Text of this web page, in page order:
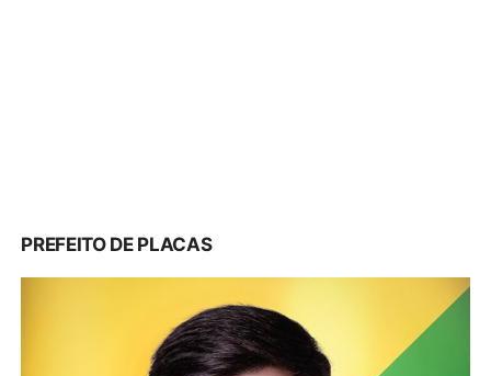
PREFEITO DE PLACAS